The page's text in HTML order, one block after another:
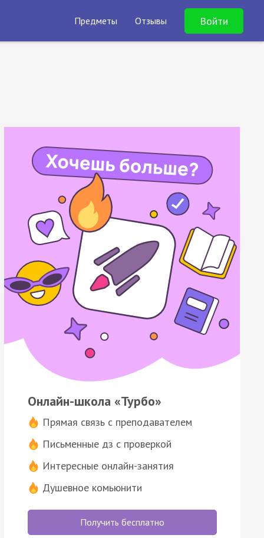
Предметы Отзывы Войти
Онлайн-школа «Турбо»
Прямая связь с преподавателем
Письменные дз с проверкой
Интересные онлайн-занятия
Душевное комьюнити
Получить бесплатно